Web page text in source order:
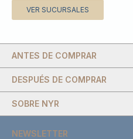
VER SUCURSALES
DESPUÉS DE COMPRAR
SOBRE NYR
ANTES DE COMPRAR
NEWSLETTER